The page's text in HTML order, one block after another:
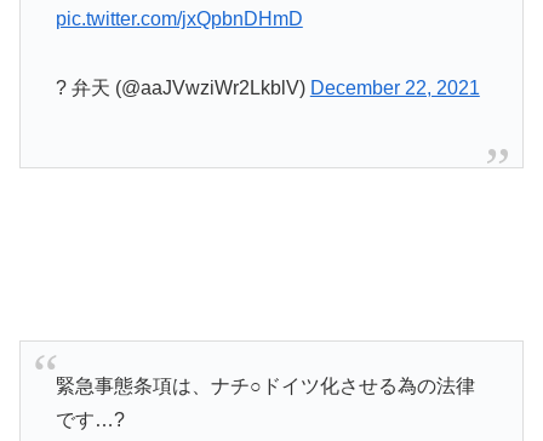
pic.twitter.com/jxQpbnDHmD
? 弁天 (@aaJVwziWr2LkblV) December 22, 2021
緊急事態条項は、ナチ○ドイツ化させる為の法律
です…?